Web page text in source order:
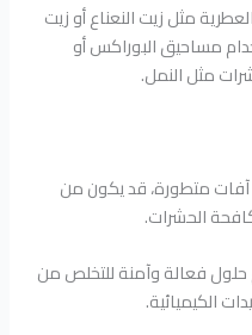
مثل زيت النعناع أو زيت
مساحيق البوراكس أو
مثل النمل.
متطورة، قد يكون من
الحشرات.
فعالة وآمنة للتخلص من
الكيميائية.